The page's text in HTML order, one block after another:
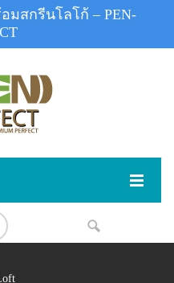
มสกรีนโลโก้ – PEN-